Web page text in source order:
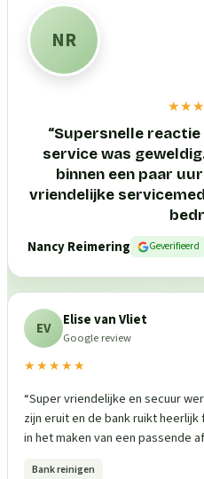
NR
“Supersnelle reactie
service was
binnen een paar
vriendelijke
Nancy Reimering
Geverifieerd
EV Elise van Vliet
Google review
★★★★★
“Super vriendelijke en secuur
zijn eruit en de bank ruikt
in het maken van een passende
Bank reinigen